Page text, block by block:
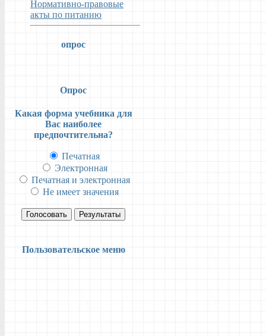
Нормативно-правовые
акты по питанию
опрос
Опрос
Какая форма учебника для
Вас наиболее
предпочтительна?
Печатная
Электронная
Печатная и электронная
Не имеет значения
Голосовать Результаты
Пользовательское меню